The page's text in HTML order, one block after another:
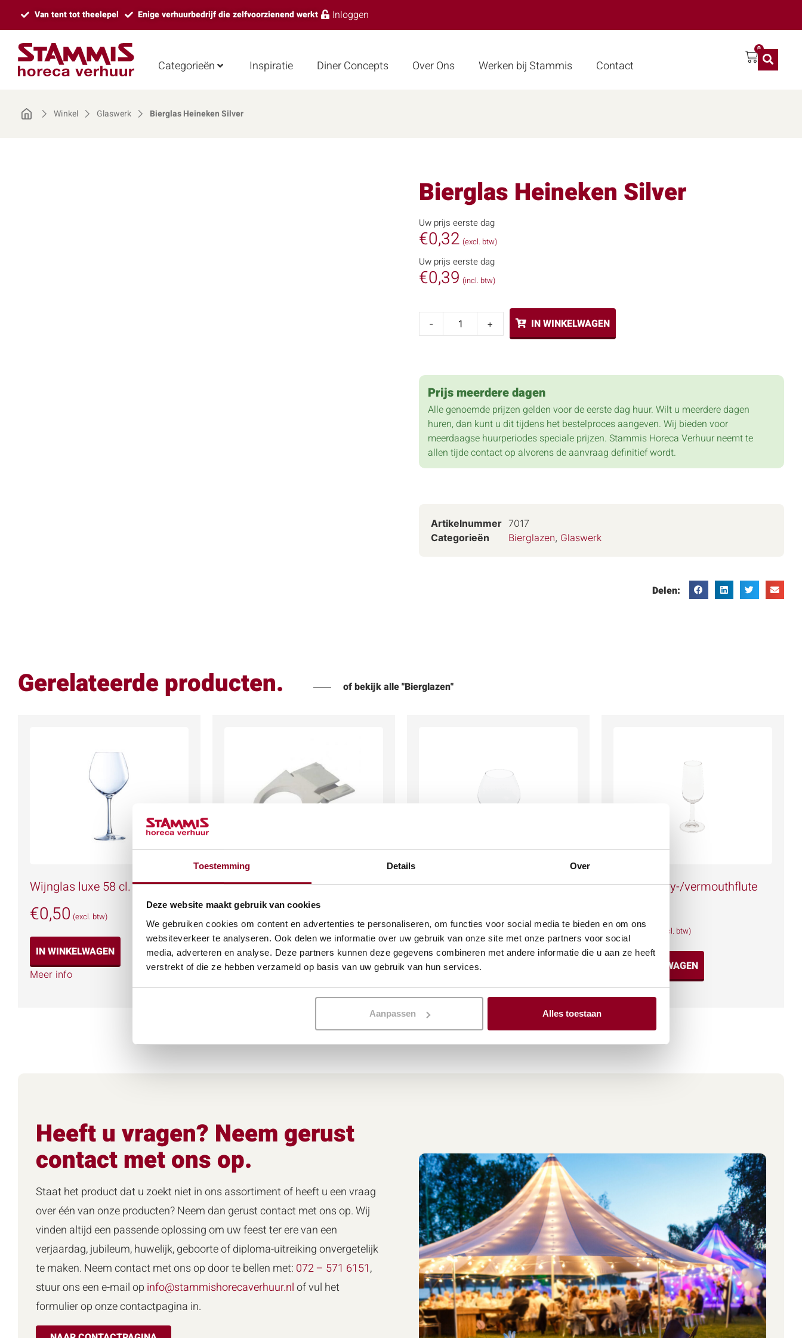
Toestemming Details Over
Deze website maakt gebruik van cookies
We gebruiken cookies om content en advertenties te personaliseren, om functies voor social media te bieden en om ons
websiteverkeer te analyseren. Ook delen we informatie over uw gebruik van onze site met onze partners voor social
media, adverteren en analyse. Deze partners kunnen deze gegevens combineren met andere informatie die u aan ze heeft
verstrekt of die ze hebben verzameld op basis van uw gebruik van hun services.
Aanpassen Alles toestaan
Van tent tot theelepel Enige verhuurbedrijf die zelfvoorzienend werkt Inloggen
Categorieën Inspiratie Diner Concepts Over Ons Werken bij Stammis Contact
0
Winkel Glaswerk Bierglas Heineken Silver
Bierglas Heineken Silver
Uw prijs eerste dag
€0,32 (excl. btw)
Uw prijs eerste dag
€0,39 (incl. btw)
- + IN WINKELWAGEN
Prijs meerdere dagen
Alle genoemde prijzen gelden voor de eerste dag huur. Wilt u meerdere dagen
huren, dan kunt u dit tijdens het bestelproces aangeven. Wij bieden voor
meerdaagse huurperiodes speciale prijzen. Stammis Horeca Verhuur neemt te
allen tijde contact op alvorens de aanvraag definitief wordt.
Artikelnummer 7017
Categorieën
Bierglazen, Glaswerk
Delen:
Gerelateerde producten. of bekijk alle "Bierglazen"
Wijnglas luxe 58 cl.
€0,50 (excl. btw)
IN WINKELWAGEN
Meer info
Partyklem
€0,20
IN WINKELWAGEN
Cognacglas groot
0,25
IN WINKELWAGEN
Port-/sherry-/vermouthflute
€0,20 (excl. btw)
IN WINKELWAGEN
Meer info
Heeft u vragen? Neem gerust
contact met ons op.
Staat het product dat u zoekt niet in ons assortiment of heeft u een vraag
over één van onze producten? Neem dan gerust contact met ons op. Wij
vinden altijd een passende oplossing om uw feest ter ere van een
verjaardag, jubileum, huwelijk, geboorte of diploma-uitreiking onvergetelijk
te maken. Neem contact met ons op door te bellen met: 072 – 571 6151,
stuur ons een e-mail op info@stammishorecaverhuur.nlof vul het
formulier op onze contactpagina in.